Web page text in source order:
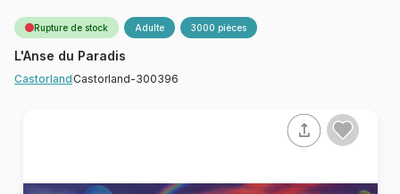
Rupture de stock Adulte 3000 pièces
L'Anse du Paradis
Castorland Castorland-300396